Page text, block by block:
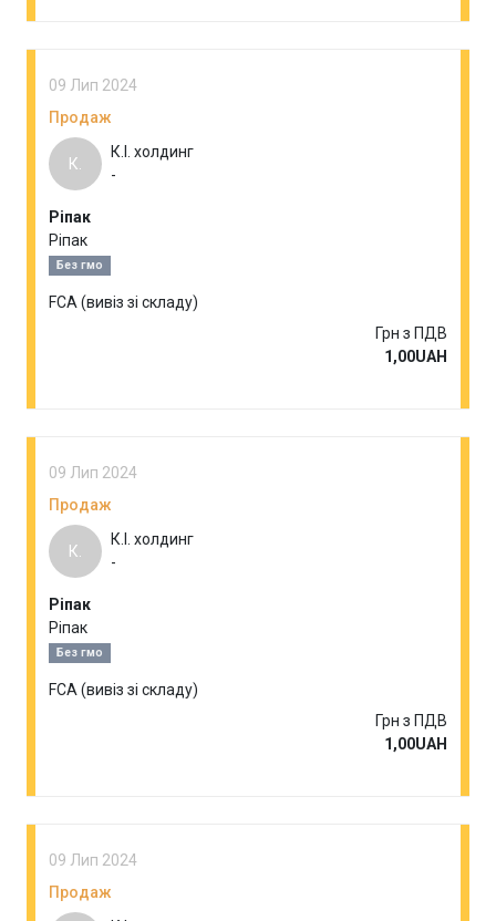
09 Лип 2024
Продаж
К.
К.І. холдинг
-
Ріпак
Ріпак
Без гмо
FCA (вивіз зі складу)
Грн з ПДВ
1,00UAH
09 Лип 2024
Продаж
К.
К.І. холдинг
-
Ріпак
Ріпак
Без гмо
FCA (вивіз зі складу)
Грн з ПДВ
1,00UAH
09 Лип 2024
Продаж